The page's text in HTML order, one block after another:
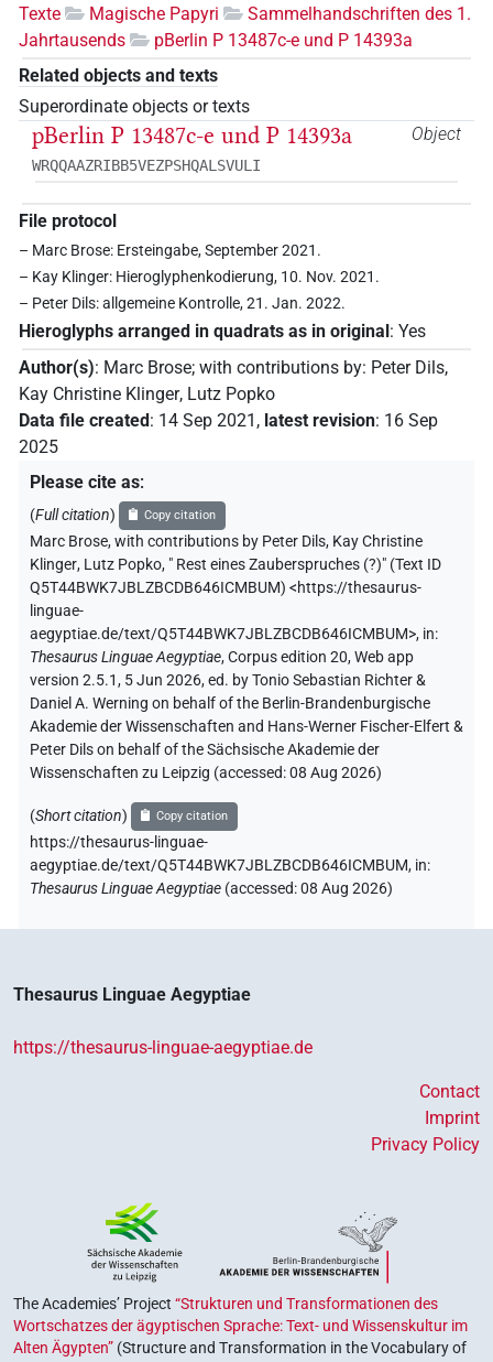
Texte
Magische Papyri
Sammelhandschriften des 1.
Jahrtausends
pBerlin P 13487c-e und P 14393a
Related objects and texts
Superordinate objects or texts
Object
pBerlin P 13487c-e und P 14393a
WRQQAAZRIBB5VEZPSHQALSVULI
File protocol
– Marc Brose: Ersteingabe, September 2021.
– Kay Klinger: Hieroglyphenkodierung, 10. Nov. 2021.
– Peter Dils: allgemeine Kontrolle, 21. Jan. 2022.
Hieroglyphs arranged in quadrats as in original: Yes
Author(s): Marc Brose; with contributions by: Peter Dils,
Kay Christine Klinger, Lutz Popko
Data file created: 14 Sep 2021 , latest revision: 16 Sep
2025
Please cite as:
(Full citation) Copy citation
Marc Brose,with contributions by Peter Dils, Kay Christine
Klinger, Lutz Popko, " Rest eines Zauberspruches (?)" (Text ID
Q5T44BWK7JBLZBCDB646ICMBUM) <https://thesaurus-
linguae-
aegyptiae.de/text/Q5T44BWK7JBLZBCDB646ICMBUM>, in:
Thesaurus Linguae Aegyptiae,Corpus edition 20, Web app
version 2.5.1, 5 Jun 2026, ed. by Tonio Sebastian Richter &
Daniel A. Werning on behalf of the Berlin-Brandenburgische
Akademie der Wissenschaften and Hans-Werner Fischer-Elfert &
Peter Dils on behalf of the Sächsische Akademie der
Wissenschaften zu Leipzig (accessed:08 Aug 2026)
(Short citation) Copy citation
https://thesaurus-linguae-
aegyptiae.de/text/Q5T44BWK7JBLZBCDB646ICMBUM, in:
Thesaurus Linguae Aegyptiae (accessed:08 Aug 2026)
Thesaurus Linguae Aegyptiae
https://thesaurus-linguae-aegyptiae.de
Contact
Imprint
Privacy Policy
The Academies’ Project “Strukturen und Transformationen des
Wortschatzes der ägyptischen Sprache: Text- und Wissenskultur im
Alten Ägypten” (Structure and Transformation in the Vocabulary of